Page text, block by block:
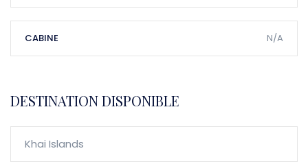
CABINE N/A
DESTINATION DISPONIBLE
Khai Islands